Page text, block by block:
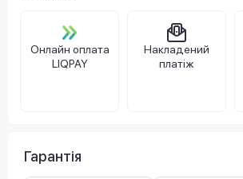
Онлайн оплата
LIQPAY
Накладений
платіж
Гарантія